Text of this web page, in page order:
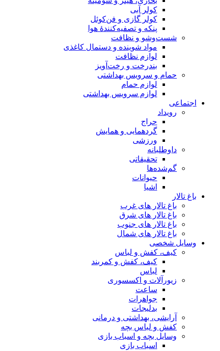
کولر آبی
کولر گازی و فن‌کوئل
پنکه و تصفیه‌کنندهٔ هوا
شست‌وشو و نظافت
مواد شوینده و دستمال کاغذی
لوازم نظافت
بندرخت و رخت‌آویز
حمام و سرویس بهداشتی
لوازم حمام
لوازم سرویس بهداشتی
اجتماعی
رویداد
حراج
گردهمایی و همایش
ورزشی
داوطلبانه
تحقیقاتی
گم‌شده‌ها
حیوانات
اشیا
باغ تالار
باغ تالار های غرب
باغ تالار های شرق
باغ تالار های جنوب
باغ تالار های شمال
وسایل شخصی
کیف، کفش و لباس
کیف، کفش و کمربند
لباس
زیورآلات و اکسسوری
ساعت
جواهرات
بدلیجات
آرایشی، بهداشتی و درمانی
کفش و لباس بچه
وسایل بچه و اسباب بازی
اسباب بازی